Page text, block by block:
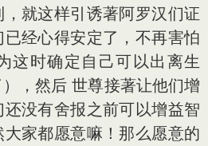
就这样引诱著阿罗汉们证
经心得安定了，不再害怕
这时确定自己可以出离生
，然后 世尊接著让他们增
没有舍报之前可以增益智
家都愿意嘛！那么愿意的